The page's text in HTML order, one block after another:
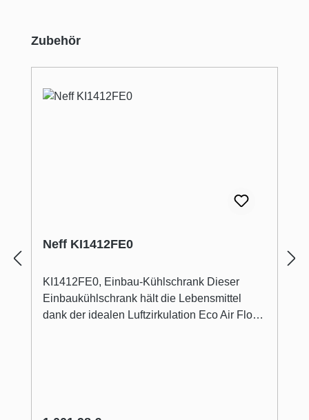
Produktgalerie überspringen
Zubehör
Neff KI1412FE0
KI1412FE0, Einbau-Kühlschrank Dieser
Einbaukühlschrank hält die Lebensmittel
dank der idealen Luftzirkulation Eco Air Flow